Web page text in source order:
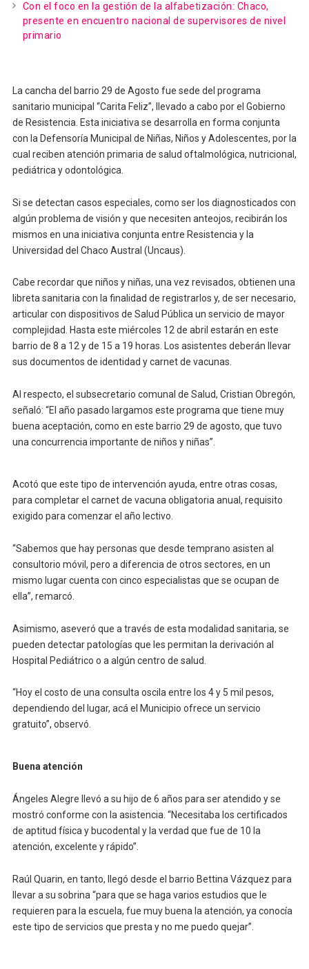
Con el foco en la gestión de la alfabetización: Chaco,
presente en encuentro nacional de supervisores de nivel
primario
La cancha del barrio 29 de Agosto fue sede del programa
sanitario municipal “Carita Feliz”, llevado a cabo por el Gobierno
de Resistencia. Esta iniciativa se desarrolla en forma conjunta
con la Defensoría Municipal de Niñas, Niños y Adolescentes, por la
cual reciben atención primaria de salud oftalmológica, nutricional,
pediátrica y odontológica.
Si se detectan casos especiales, como ser los diagnosticados con
algún problema de visión y que necesiten anteojos, recibirán los
mismos en una iniciativa conjunta entre Resistencia y la
Universidad del Chaco Austral (Uncaus).
Cabe recordar que niños y niñas, una vez revisados, obtienen una
libreta sanitaria con la finalidad de registrarlos y, de ser necesario,
articular con dispositivos de Salud Pública un servicio de mayor
complejidad. Hasta este miércoles 12 de abril estarán en este
barrio de 8 a 12 y de 15 a 19 horas. Los asistentes deberán llevar
sus documentos de identidad y carnet de vacunas.
Al respecto, el subsecretario comunal de Salud, Cristian Obregón,
señaló: “El año pasado largamos este programa que tiene muy
buena aceptación, como en este barrio 29 de agosto, que tuvo
una concurrencia importante de niños y niñas”.
Acotó que este tipo de intervención ayuda, entre otras cosas,
para completar el carnet de vacuna obligatoria anual, requisito
exigido para comenzar el año lectivo.
“Sabemos que hay personas que desde temprano asisten al
consultorio móvil, pero a diferencia de otros sectores, en un
mismo lugar cuenta con cinco especialistas que se ocupan de
ella”, remarcó.
Asimismo, aseveró que a través de esta modalidad sanitaria, se
pueden detectar patologías que les permitan la derivación al
Hospital Pediátrico o a algún centro de salud.
“Hoy el costo de una consulta oscila entre los 4 y 5 mil pesos,
dependiendo del lugar, acá el Municipio ofrece un servicio
gratuito”, observó.
Buena atención
Ángeles Alegre llevó a su hijo de 6 años para ser atendido y se
mostró conforme con la asistencia. “Necesitaba los certificados
de aptitud física y bucodental y la verdad que fue de 10 la
atención, excelente y rápido”.
Raúl Quarin, en tanto, llegó desde el barrio Bettina Vázquez para
llevar a su sobrina “para que se haga varios estudios que le
requieren para la escuela, fue muy buena la atención, ya conocía
este tipo de servicios que presta y no me puedo quejar”.